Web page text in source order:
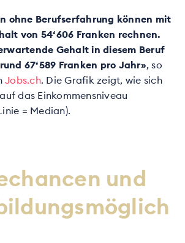
ohne Berufserfahrung können mit
von 54‘606 Franken rechnen.
Gehalt in diesem Beruf
67‘589 Franken pro Jahr», so
Jobs.ch. Die Grafik zeigt, wie sich
das Einkommensniveau
= Median).
und